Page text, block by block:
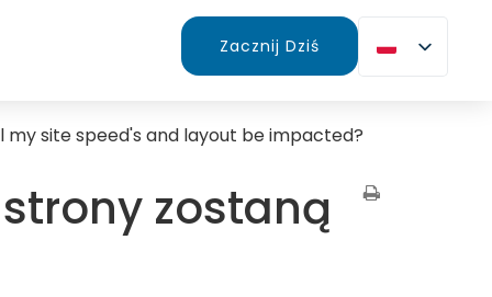
Zacznij Dziś
my site speed's and layout be impacted?
zostaną